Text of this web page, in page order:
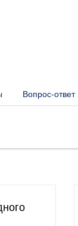
Вопрос-ответ